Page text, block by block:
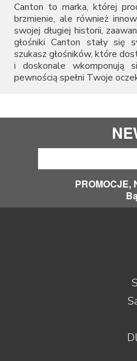
Canton to marka, której
brzmienie, ale również
swojej długiej historii,
głośniki Canton stały się
szukasz głośników, które
i doskonale wkomponują
pewnością spełni Twoje
PROMOCJE,